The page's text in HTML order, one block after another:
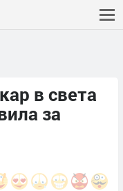
в света
за